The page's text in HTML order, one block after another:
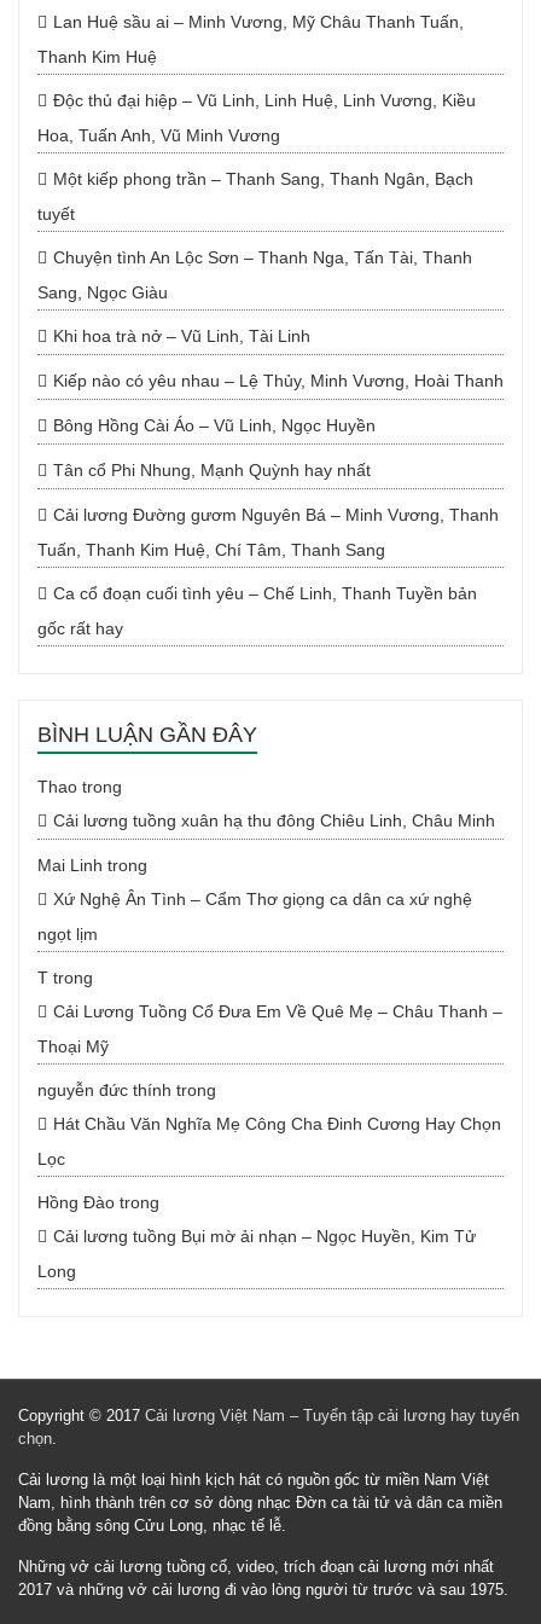
Lan Huệ sầu ai – Minh Vương, Mỹ Châu Thanh Tuấn,
Thanh Kim Huệ
Độc thủ đại hiệp – Vũ Linh, Linh Huệ, Linh Vương, Kiều
Hoa, Tuấn Anh, Vũ Minh Vương
Một kiếp phong trần – Thanh Sang, Thanh Ngân, Bạch
tuyết
Chuyện tình An Lộc Sơn – Thanh Nga, Tấn Tài, Thanh
Sang, Ngọc Giàu
Khi hoa trà nở – Vũ Linh, Tài Linh
Kiếp nào có yêu nhau – Lệ Thủy, Minh Vương, Hoài Thanh
Bông Hồng Cài Áo – Vũ Linh, Ngọc Huyền
Tân cổ Phi Nhung, Mạnh Quỳnh hay nhất
Cải lương Đường gươm Nguyên Bá – Minh Vương, Thanh
Tuấn, Thanh Kim Huệ, Chí Tâm, Thanh Sang
Ca cổ đoạn cuối tình yêu – Chế Linh, Thanh Tuyền bản
gốc rất hay
BÌNH LUẬN GẦN ĐÂY
Thao trong
Cải lương tuồng xuân hạ thu đông Chiêu Linh, Châu Minh
Mai Linh trong
Xứ Nghệ Ân Tình – Cẩm Thơ giọng ca dân ca xứ nghệ
ngọt lịm
T trong
Cải Lương Tuồng Cổ Đưa Em Về Quê Mẹ – Châu Thanh –
Thoại Mỹ
nguyễn đức thính trong
Hát Chầu Văn Nghĩa Mẹ Công Cha Đinh Cương Hay Chọn
Lọc
Hồng Đào trong
Cải lương tuồng Bụi mờ ải nhạn – Ngọc Huyền, Kim Tử
Long
Copyright © 2017 Cải lương Việt Nam – Tuyển tập cải lương hay tuyển
chọn.
Cải lương là một loại hình kịch hát có nguồn gốc từ miền Nam Việt
Nam, hình thành trên cơ sở dòng nhạc Đờn ca tài tử và dân ca miền
đồng bằng sông Cửu Long, nhạc tế lễ.
Những vở cải lương tuồng cổ, video, trích đoạn cải lương mới nhất
2017 và những vở cải lương đi vào lòng người từ trước và sau 1975.